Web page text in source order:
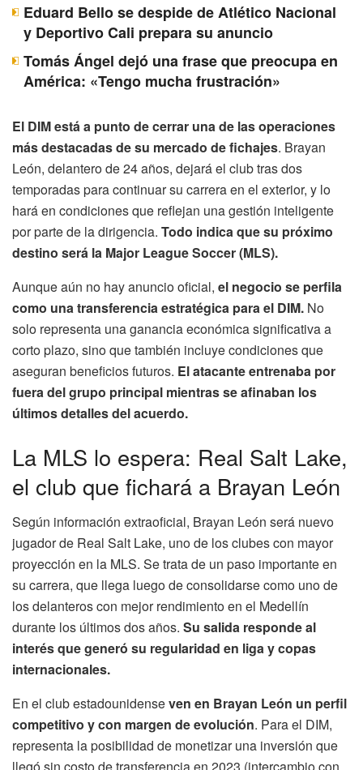
Eduard Bello se despide de Atlético Nacional
y Deportivo Cali prepara su anuncio
Tomás Ángel dejó una frase que preocupa en
América: «Tengo mucha frustración»
El DIM está a punto de cerrar una de las operaciones
más destacadas de su mercado de fichajes. Brayan
León, delantero de 24 años, dejará el club tras dos
temporadas para continuar su carrera en el exterior, y lo
hará en condiciones que reflejan una gestión inteligente
por parte de la dirigencia. Todo indica que su próximo
destino será la Major League Soccer (MLS).
Aunque aún no hay anuncio oficial, el negocio se perfila
como una transferencia estratégica para el DIM. No
solo representa una ganancia económica significativa a
corto plazo, sino que también incluye condiciones que
aseguran beneficios futuros. El atacante entrenaba por
fuera del grupo principal mientras se afinaban los
últimos detalles del acuerdo.
La MLS lo espera: Real Salt Lake,
el club que fichará a Brayan León
Según información extraoficial, Brayan León será nuevo
jugador de Real Salt Lake, uno de los clubes con mayor
proyección en la MLS. Se trata de un paso importante en
su carrera, que llega luego de consolidarse como uno de
los delanteros con mejor rendimiento en el Medellín
durante los últimos dos años. Su salida responde al
interés que generó su regularidad en liga y copas
internacionales.
En el club estadounidenseven en Brayan León un perfil
competitivo y con margen de evolución. Para el DIM,
representa la posibilidad de monetizar una inversión que